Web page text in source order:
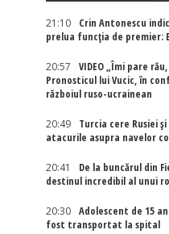
21:10
Crin Antonescu
prelua funcția de premier:
20:57
VIDEO „Îmi pare
Pronosticul lui Vucic, în
războiul ruso-ucrainean
20:49
Turcia cere Rusiei
atacurile asupra navelor
20:41
De la buncărul din
destinul incredibil al unui
20:30
Adolescent de 15
fost transportat la spital